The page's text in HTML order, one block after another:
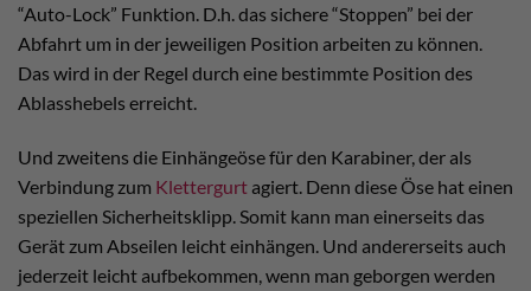
“Auto-Lock” Funktion. D.h. das sichere “Stoppen” bei der
Abfahrt um in der jeweiligen Position arbeiten zu können.
Das wird in der Regel durch eine bestimmte Position des
Ablasshebels erreicht.
Und zweitens die Einhängeöse für den Karabiner, der als
Verbindung zum Klettergurt agiert. Denn diese Öse hat einen
speziellen Sicherheitsklipp. Somit kann man einerseits das
Gerät zum Abseilen leicht einhängen. Und andererseits auch
jederzeit leicht aufbekommen, wenn man geborgen werden